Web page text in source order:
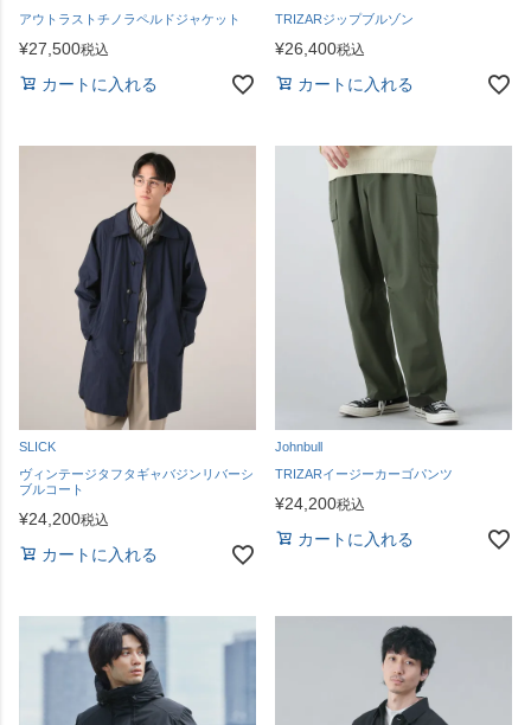
アウトラストチノラペルドジャケット
¥27,500税込
カートに入れる
TRIZARジップブルゾン
¥26,400税込
カートに入れる
SLICK
ヴィンテージタフタギャバジンリバーシ
ブルコート
¥24,200税込
カートに入れる
Johnbull
TRIZARイージーカーゴパンツ
¥24,200税込
カートに入れる